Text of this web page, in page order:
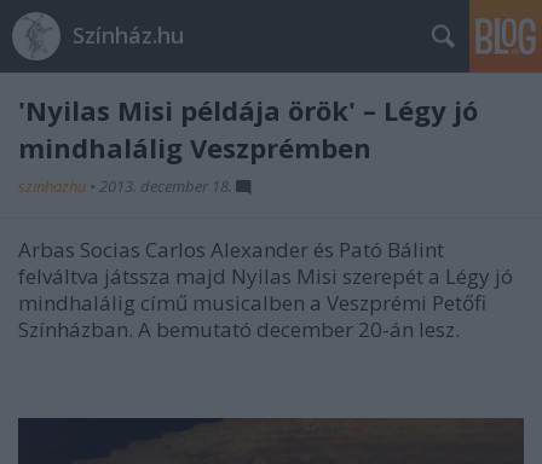
Színház.hu
'Nyilas Misi példája örök' – Légy jó
mindhalálig Veszprémben
szinhazhu • 2013. december 18.
Arbas Socias Carlos Alexander és Pató Bálint
felváltva játssza majd Nyilas Misi szerepét a Légy jó
mindhalálig című musicalben a Veszprémi Petőfi
Színházban. A bemutató december 20-án lesz.